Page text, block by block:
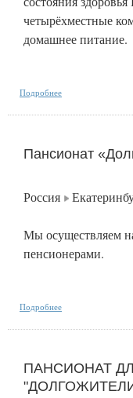
четырёхместные
домашнее питание.
Подробнее
Пансионат
Россия
Мы осуществляем
пенсионерами.
Подробнее
ПАНСИОНАТ